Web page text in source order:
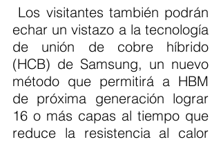
echar un vistazo a la tecnología
de unión de cobre híbrido
(HCB) de Samsung, un nuevo
método que permitirá a HBM
de próxima generación lograr
16 o más capas al tiempo que
reduce la resistencia al calor